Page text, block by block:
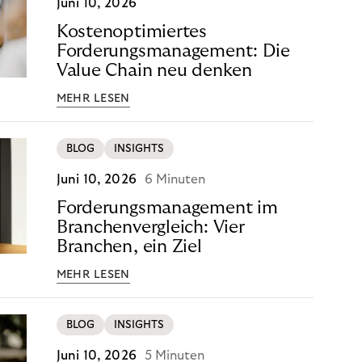
Juni 10, 2026
Kostenoptimiertes
Forderungsmanagement: Die
Value Chain neu denken
MEHR LESEN
BLOG INSIGHTS
Juni 10, 2026 6 Minuten
Forderungsmanagement im
Branchenvergleich: Vier
Branchen, ein Ziel
MEHR LESEN
BLOG INSIGHTS
Juni 10, 2026 5 Minuten